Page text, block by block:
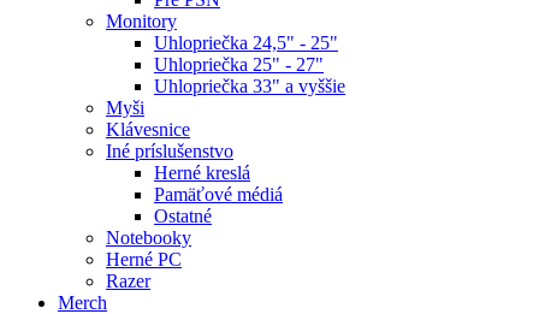
Monitory
Uhlopriečka 24,5" - 25"
Uhlopriečka 25" - 27"
Uhlopriečka 33" a vyššie
Myši
Klávesnice
Iné príslušenstvo
Herné kreslá
Pamäťové médiá
Ostatné
Notebooky
Herné PC
Razer
Merch